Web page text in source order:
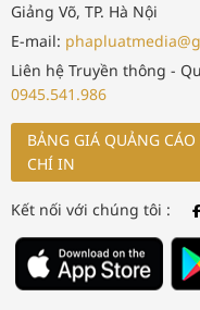
Giảng Võ, TP. Hà Nội
E-mail:
Liên hệ Truyền thông -
0945.541.986
BẢNG GIÁ QUẢNG CÁO
CHÍ IN
Kết nối với chúng tôi :